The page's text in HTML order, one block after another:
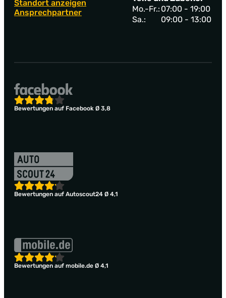
Standort anzeigen
Ansprechpartner
Mo.-Fr.: 07:00 - 19:00
Sa.:
09:00 - 13:00
Bewertungen auf Facebook Ø 3,8
Bewertungen auf Autoscout24 Ø 4,1
Bewertungen auf mobile.de Ø 4,1